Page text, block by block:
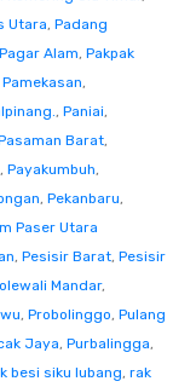
Utara, Padang
Pagar Alam, Pakpak
Pamekasan,
, Paniai,
Barat,
, Payakumbuh,
, Pekanbaru,
Paser Utara
, Pesisir Barat, Pesisir
Mandar,
, Probolinggo, Pulang
Jaya, Purbalingga,
besi siku lubang, rak